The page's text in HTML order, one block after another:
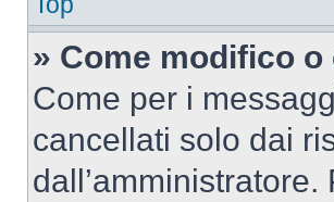
» Come modifico
Come per i
cancellati solo dai